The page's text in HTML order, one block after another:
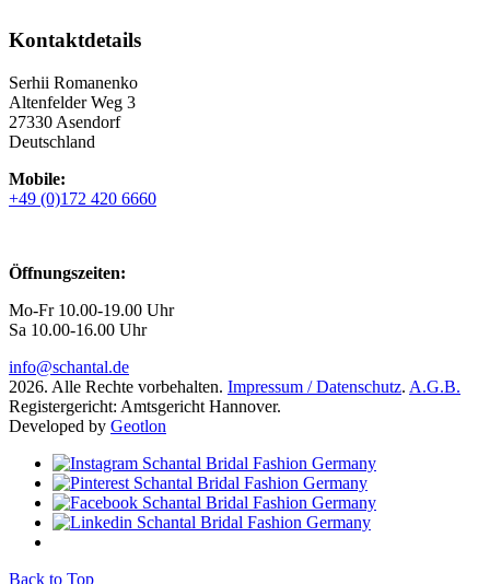
Kontaktdetails
Serhii Romanenko
Altenfelder Weg 3
27330 Asendorf
Deutschland
Mobile:
+49 (0)172 420 6660
Öffnungszeiten:
Mo-Fr 10.00-19.00 Uhr
Sa 10.00-16.00 Uhr
info@schantal.de
2026. Alle Rechte vorbehalten. Impressum / Datenschutz. A.G.B.
Registergericht: Amtsgericht Hannover.
Developed by Geotlon
Back to Top